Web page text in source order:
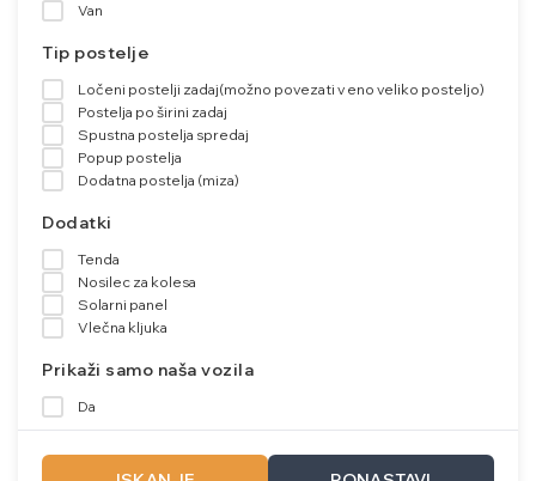
Van
Tip postelje
Ločeni postelji zadaj(možno povezati v eno veliko posteljo)
Postelja po širini zadaj
Spustna postelja spredaj
Popup postelja
Dodatna postelja (miza)
Dodatki
Tenda
Nosilec za kolesa
Solarni panel
Vlečna kljuka
Prikaži samo naša vozila
Da